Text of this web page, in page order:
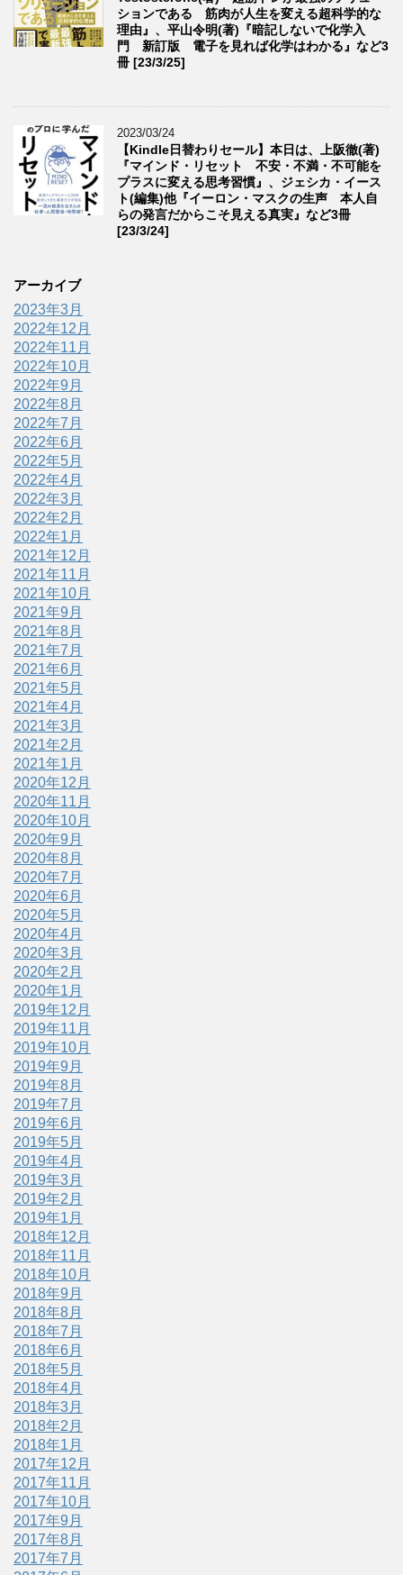
ションである 筋肉が人生を変える超科学的な
理由』、平山令明(著)『暗記しないで化学入
門 新訂版 電子を見れば化学はわかる』など3
冊 [23/3/25]
2023/03/24
【Kindle日替わりセール】本日は、上阪徹(著)
『マインド・リセット 不安・不満・不可能を
プラスに変える思考習慣』、ジェシカ・イース
ト(編集)他『イーロン・マスクの生声 本人自
らの発言だからこそ見える真実』など3冊
[23/3/24]
アーカイブ
2023年3月
2022年12月
2022年11月
2022年10月
2022年9月
2022年8月
2022年7月
2022年6月
2022年5月
2022年4月
2022年3月
2022年2月
2022年1月
2021年12月
2021年11月
2021年10月
2021年9月
2021年8月
2021年7月
2021年6月
2021年5月
2021年4月
2021年3月
2021年2月
2021年1月
2020年12月
2020年11月
2020年10月
2020年9月
2020年8月
2020年7月
2020年6月
2020年5月
2020年4月
2020年3月
2020年2月
2020年1月
2019年12月
2019年11月
2019年10月
2019年9月
2019年8月
2019年7月
2019年6月
2019年5月
2019年4月
2019年3月
2019年2月
2019年1月
2018年12月
2018年11月
2018年10月
2018年9月
2018年8月
2018年7月
2018年6月
2018年5月
2018年4月
2018年3月
2018年2月
2018年1月
2017年12月
2017年11月
2017年10月
2017年9月
2017年8月
2017年7月